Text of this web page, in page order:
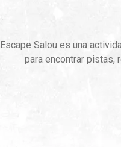
Escape Salou es una
para encontrar pistas,